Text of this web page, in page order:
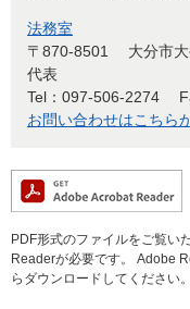
法務室
〒870-8501
大分市
代表
Tel：097-506-2274
お問い合わせはこちら
PDF形式のファイルをご覧い
Readerが必要です。
Adobe
らダウンロードしてください